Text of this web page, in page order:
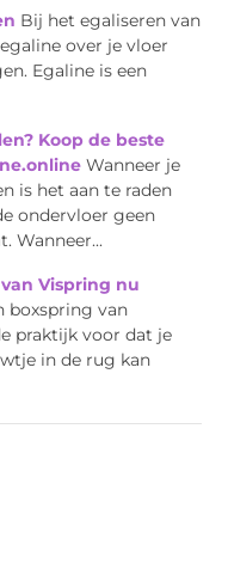
Bij het egaliseren van
over je vloer
Egaline is een
Koop de beste
Wanneer je
is het aan te raden
ondervloer geen
Wanneer...
Vispring nu
boxspring van
praktijk voor dat je
in de rug kan